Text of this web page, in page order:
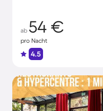
ab 54 €
pro Nacht
4.5